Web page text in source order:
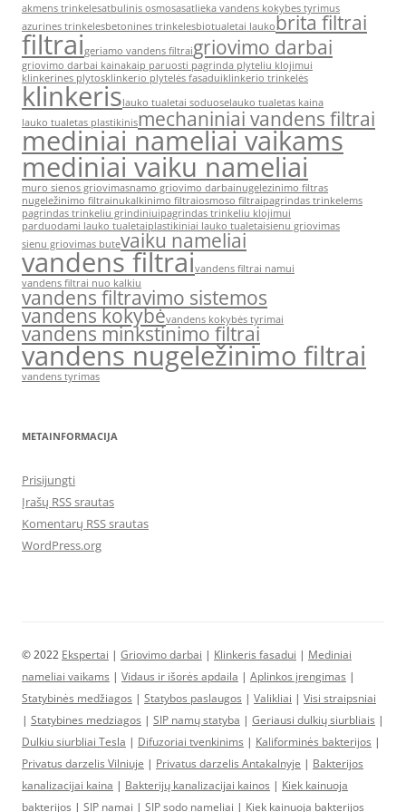
akmens trinkelesatbulinis osmosasatlieka vandens kokybes tyrimus
azurines trinkelesbetonines trinkelesbiotualetai laukobrita filtrai
filtraigeriamo vandens filtraigriovimo darbai
griovimo darbai kainakaip paruosti pagrinda plyteliu klojimui
klinkerines plytosklinkerio plytelės fasaduiklinkerio trinkelės
klinkerislauko tualetai soduoselauko tualetas kaina
lauko tualetas plastikinismechaniniai vandens filtrai
mediniai nameliai vaikams
mediniai vaiku nameliai
muro sienos griovimasnamo griovimo darbainugelezinimo filtras
nugeležinimo filtrainukalkinimo filtraiosmoso filtraipagrindas trinkelems
pagrindas trinkeliu grindiniuipagrindas trinkeliu klojimui
parduodami lauko tualetaiplastikiniai lauko tualetaisienu griovimas
sienu griovimas butevaiku nameliai
vandens filtraivandens filtrai namui
vandens filtrai nuo kalkiu
vandens filtravimo sistemos
vandens kokybėvandens kokybės tyrimai
vandens minkstinimo filtrai
vandens nugeležinimo filtrai
vandens tyrimas
METAINFORMACIJA
Prisijungti
Įrašų RSS srautas
Komentarų RSS srautas
WordPress.org
© 2022 Ekspertai | Griovimo darbai | Klinkeris fasadui | Mediniai
nameliai vaikams | Vidaus ir išorės apdaila | Aplinkos įrengimas |
Statybinės medžiagos | Statybos paslaugos | Valikliai | Visi straipsniai
| Statybines medziagos | SIP namų statyba | Geriausi dulkių siurbliais |
Dulkiu siurbliai Tesla | Difuzoriai tvenkinims | Kaliforminės bakterijos |
Privatus darzelis Vilniuje | Privatus darzelis Antakalnyje | Bakterijos
kanalizacijai kaina | Bakterijų kanalizacijai kainos | Kiek kainuoja
bakterijos | SIP namai | SIP sodo nameliai | Kiek kainuoja bakterijos